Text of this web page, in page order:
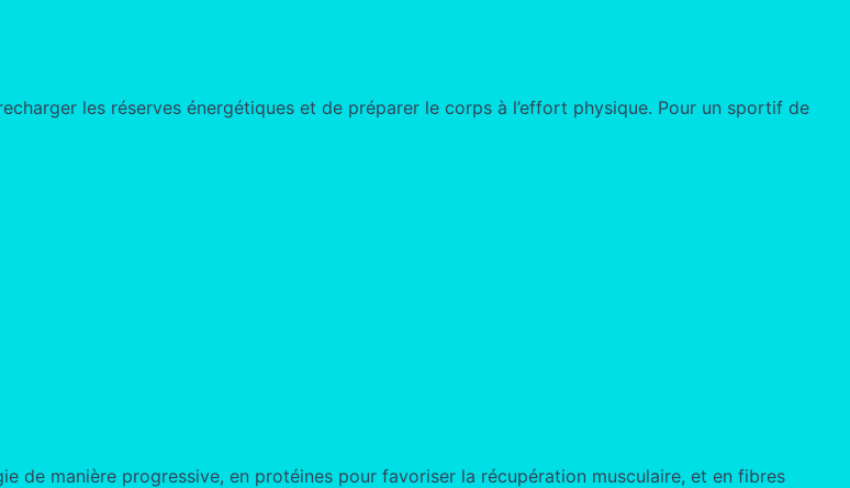
les réserves énergétiques et de préparer le corps à l’effort physique. Pour un sportif de
de manière progressive, en protéines pour favoriser la récupération musculaire, et en fibres